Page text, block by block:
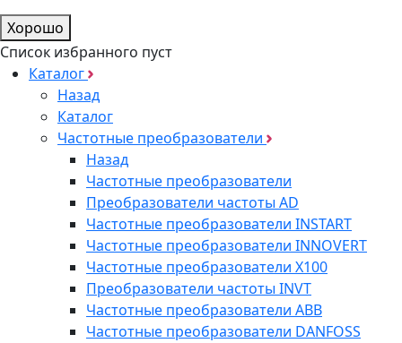
Хорошо
Список избранного пуст
Каталог
Назад
Каталог
Частотные преобразователи
Назад
Частотные преобразователи
Преобразователи частоты AD
Частотные преобразователи INSTART
Частотные преобразователи INNOVERT
Частотные преобразователи Х100
Преобразователи частоты INVT
Частотные преобразователи ABB
Частотные преобразователи DANFOSS